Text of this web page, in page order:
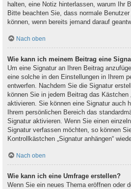
halten, eine Notiz hinterlassen, warum Ihr
Bitte beachten Sie, dass normale
können, wenn bereits jemand darauf
Nach oben
Wie kann ich meinem Beitrag eine
Um eine Signatur an Ihren Beitrag
eine solche in den Einstellungen in Ihrem
entwerfen. Nachdem Sie die Signatur
können Sie in jedem Beitrag das Kästchen
aktivieren. Sie können eine Signatur auch
Ihrem persönlichen Bereich das
Signatur aktivieren. Wenn Sie einen
Signatur verfassen möchten, so können
Kontrollkästchen „Signatur anhängen“
Nach oben
Wie kann ich eine Umfrage erstellen?
Wenn Sie ein neues Thema eröffnen oder